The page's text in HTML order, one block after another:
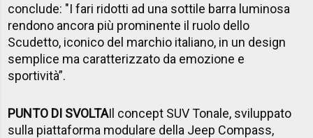
conclude: "I fari ridotti ad una sottile barra luminosa
rendono ancora più prominente il ruolo dello
Scudetto, iconico del marchio italiano, in un design
semplice ma caratterizzato da emozione e
sportività”.
PUNTO DI SVOLTAIl concept SUV Tonale, sviluppato
sulla piattaforma modulare della Jeep Compass,